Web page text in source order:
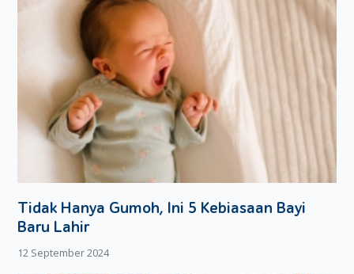
Tidak Hanya Gumoh, Ini 5 Kebiasaan Bayi
Baru Lahir
12 September 2024